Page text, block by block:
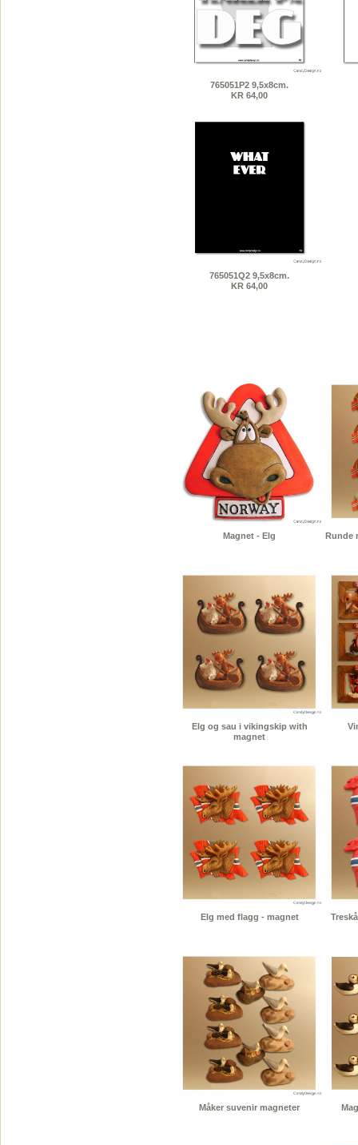
765051P2 9,5x8cm.
KR 64,00
765051Q2 9,5x8cm.
KR 64,00
Magnet - Elg Runde
Elg og sau i vikingskip with
magnet
Elg med flagg - magnet
Måker suvenir magneter